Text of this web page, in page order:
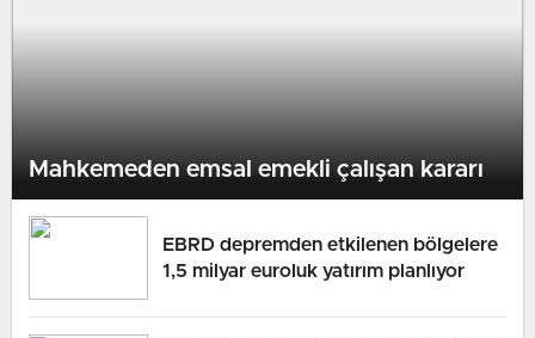
Mahkemeden emsal emekli çalışan kararı
EBRD depremden etkilenen bölgelere
1,5 milyar euroluk yatırım planlıyor